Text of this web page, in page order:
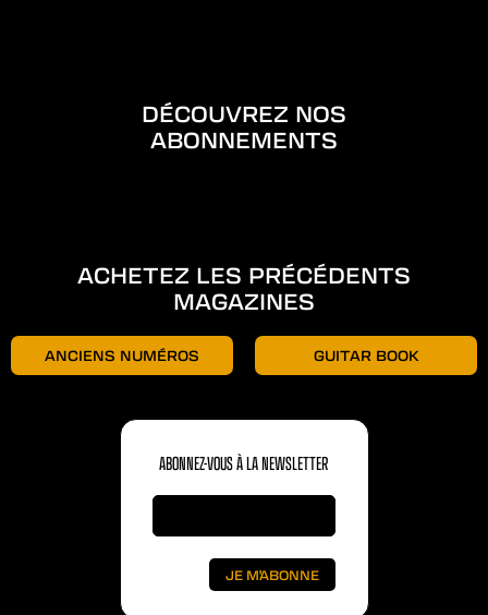
DÉCOUVREZ NOS
ABONNEMENTS
ACHETEZ LES PRÉCÉDENTS
MAGAZINES
ANCIENS NUMÉROS GUITAR BOOK
ABONNEZ-VOUS À LA NEWSLETTER